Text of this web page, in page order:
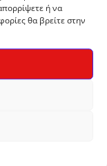
ή να
θα βρείτε στην
330gr